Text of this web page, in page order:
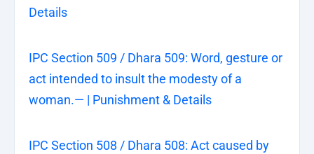
Details
IPC Section 509 / Dhara 509: Word, gesture or
act intended to insult the modesty of a
woman.— | Punishment & Details
IPC Section 508 / Dhara 508: Act caused by